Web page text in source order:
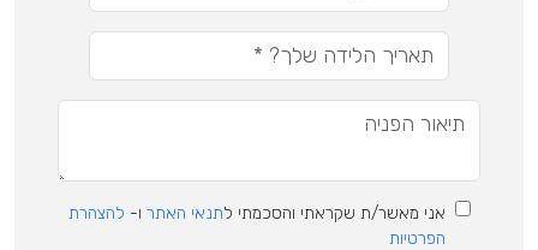
אני מאשר/ת שקראתי והסכמתי לתנאי האתר ו- להצהרת
הפרטיות